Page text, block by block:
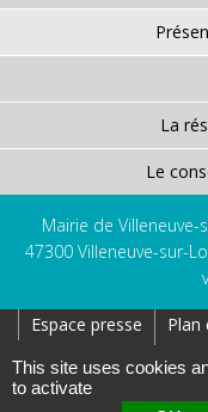
La
Le
Mairie de
47300 Villeneuve-sur-
Espace presse Plan
Création : AtoutPixel
This site uses cookies
to activate